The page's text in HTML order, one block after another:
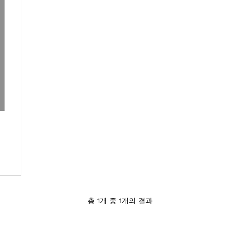
이미지 열림
총 1개 중 1개의 결과